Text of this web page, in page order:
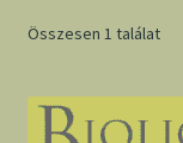
Összesen 1 találat